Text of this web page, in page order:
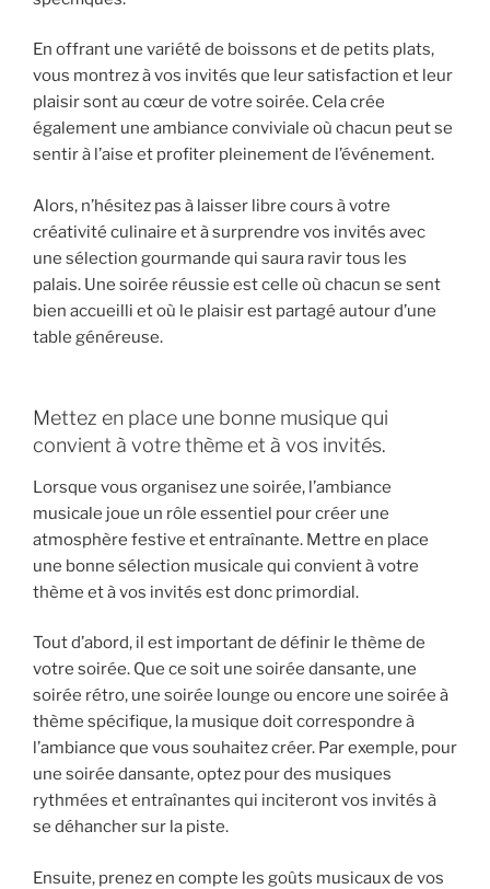
En offrant une variété de boissons et de petits plats,
vous montrez à vos invités que leur satisfaction et leur
plaisir sont au cœur de votre soirée. Cela crée
également une ambiance conviviale où chacun peut se
sentir à l’aise et profiter pleinement de l’événement.
Alors, n’hésitez pas à laisser libre cours à votre
créativité culinaire et à surprendre vos invités avec
une sélection gourmande qui saura ravir tous les
palais. Une soirée réussie est celle où chacun se sent
bien accueilli et où le plaisir est partagé autour d’une
table généreuse.
Mettez en place une bonne musique qui
convient à votre thème et à vos invités.
Lorsque vous organisez une soirée, l’ambiance
musicale joue un rôle essentiel pour créer une
atmosphère festive et entraînante. Mettre en place
une bonne sélection musicale qui convient à votre
thème et à vos invités est donc primordial.
Tout d’abord, il est important de définir le thème de
votre soirée. Que ce soit une soirée dansante, une
soirée rétro, une soirée lounge ou encore une soirée à
thème spécifique, la musique doit correspondre à
l’ambiance que vous souhaitez créer. Par exemple, pour
une soirée dansante, optez pour des musiques
rythmées et entraînantes qui inciteront vos invités à
se déhancher sur la piste.
Ensuite, prenez en compte les goûts musicaux de vos